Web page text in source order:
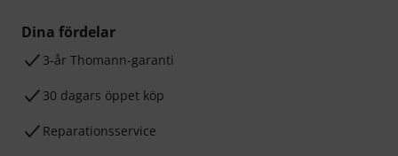
Dina fördelar
3-år Thomann-garanti
30 dagars öppet köp
Reparationsservice